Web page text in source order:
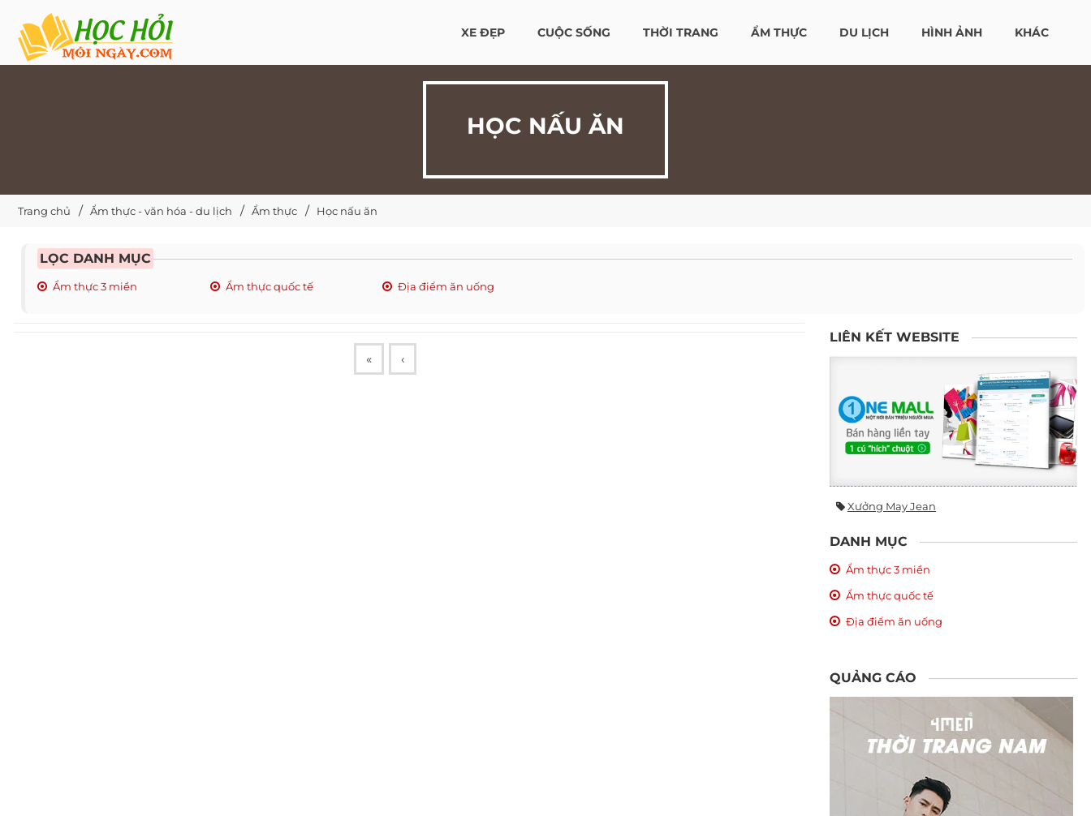
XE ĐẸP CUỘC SỐNG THỜI TRANG ẨM THỰC DU LỊCH HÌNH ẢNH KHÁC
HỌC NẤU ĂN
Trang chủ Ẩm thực - văn hóa - du lịch Ẩm thực Học nấu ăn
LỌC DANH MỤC
Ẩm thực 3 miền Ẩm thực quốc tế Địa điểm ăn uống
« ‹
LIÊN KẾT WEBSITE
Xưởng May Jean
DANH MỤC
Ẩm thực 3 miền
Ẩm thực quốc tế
Địa điểm ăn uống
QUẢNG CÁO